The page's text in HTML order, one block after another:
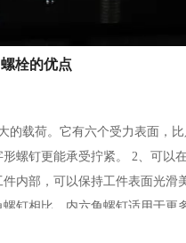
栓的优点
的载荷。它有六个受力表面，
承受拧紧。 2、可以在使用中处理。即整
部，可以保持工件表面光滑美观。 3.
钉相比，内六角螺钉适用于更
因此，组装和维修非常方便，也